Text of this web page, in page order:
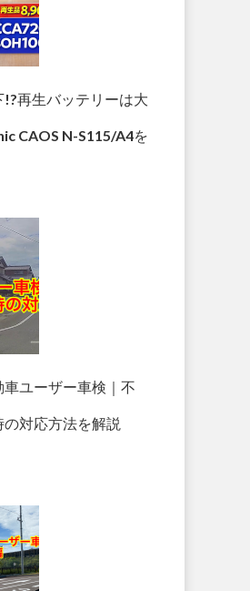
再生バッテリーは大
CAOS N-S115/A4を
ユーザー車検｜不
対応方法を解説